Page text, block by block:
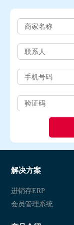
解决方案
进销存ERP
会员管理系统